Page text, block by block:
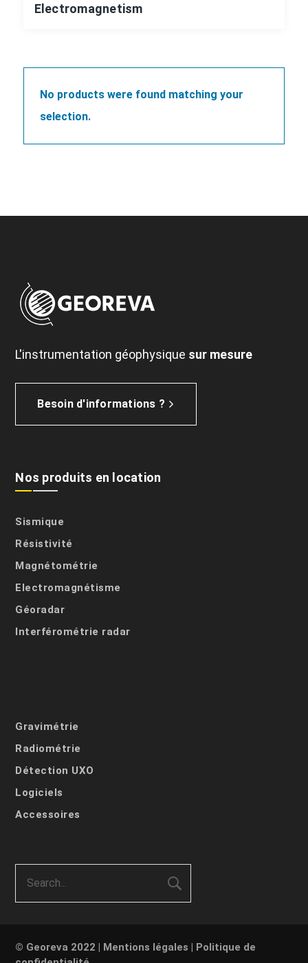
Electromagnetism
No products were found matching your
selection.
L'instrumentation géophysique sur mesure
Besoin d'informations ?
Nos produits en location
Sismique
Résistivité
Magnétométrie
Electromagnétisme
Géoradar
Interférométrie radar
Gravimétrie
Radiométrie
Détection UXO
Logiciels
Accessoires
© Georeva 2022 | Mentions légales | Politique de